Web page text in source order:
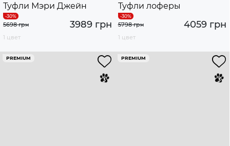
Туфли Мэри Джейн
3989 грн
5698 грн
1 цвет
Туфли лоферы
4059 грн
5798 грн
1 цвет
PREMIUM PREMIUM